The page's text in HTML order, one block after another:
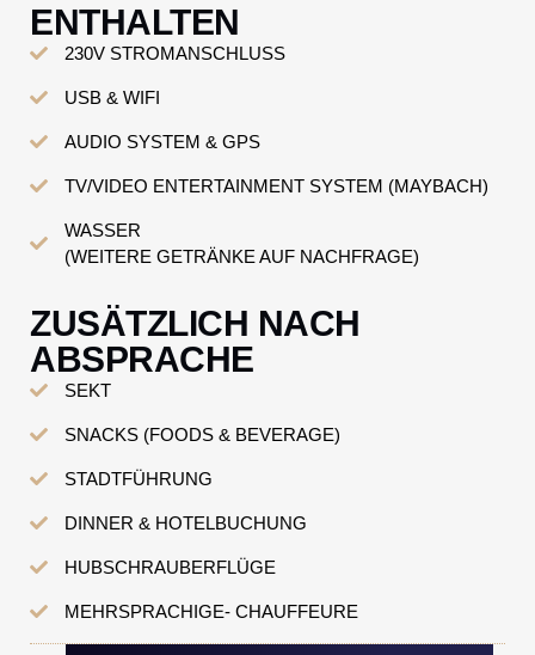
ENTHALTEN
230V STROMANSCHLUSS
USB & WIFI
AUDIO SYSTEM & GPS
TV/VIDEO ENTERTAINMENT SYSTEM (MAYBACH)
WASSER
(WEITERE GETRÄNKE AUF NACHFRAGE)
ZUSÄTZLICH NACH
ABSPRACHE
SEKT
SNACKS (FOODS & BEVERAGE)
STADTFÜHRUNG
DINNER & HOTELBUCHUNG
HUBSCHRAUBERFLÜGE
MEHRSPRACHIGE- CHAUFFEURE